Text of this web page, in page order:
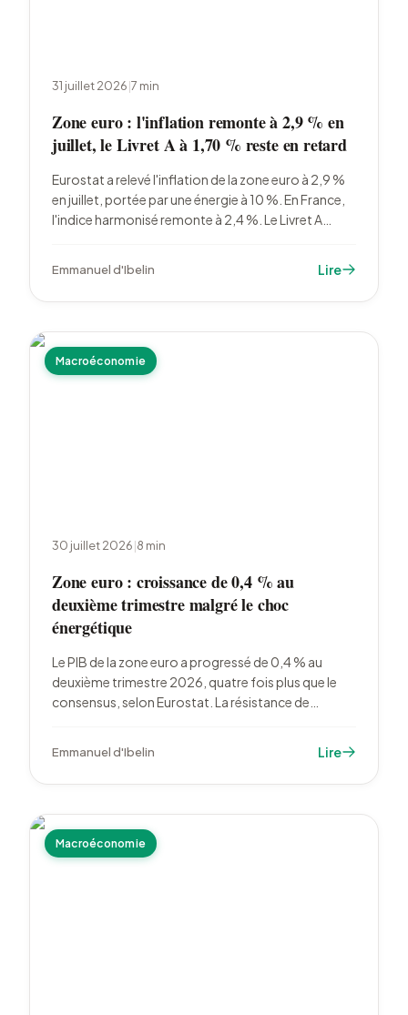
31 juillet 2026|7 min
Zone euro : l'inflation remonte à 2,9 % en
juillet, le Livret A à 1,70 % reste en retard
Eurostat a relevé l'inflation de la zone euro à 2,9 %
en juillet, portée par une énergie à 10 %. En France,
l'indice harmonisé remonte à 2,4 %. Le Livret A
Emmanuel d'Ibelin Lire
Macroéconomie
30 juillet 2026|8 min
Zone euro : croissance de 0,4 % au
deuxième trimestre malgré le choc
énergétique
Le PIB de la zone euro a progressé de 0,4 % au
deuxième trimestre 2026, quatre fois plus que le
consensus, selon Eurostat. La résistance de
septembre.
Emmanuel d'Ibelin Lire
Macroéconomie